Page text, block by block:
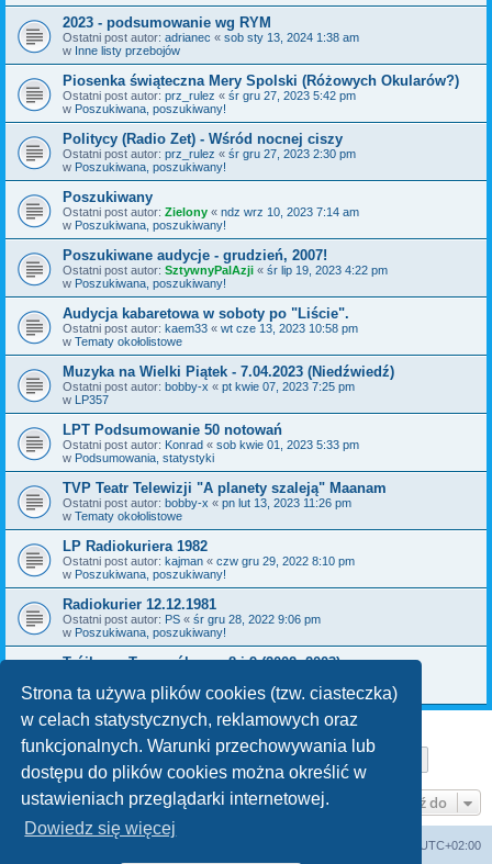
Strona ta używa plików cookies (tzw. ciasteczka)
w celach statystycznych, reklamowych oraz
funkcjonalnych. Warunki przechowywania lub
dostępu do plików cookies można określić w
ustawieniach przeglądarki internetowej.
Dowiedz się więcej
2023 - podsumowanie wg RYM
Ostatni post autor: adrianec « sob sty 13, 2024 1:38 am
w Inne listy przebojów
Piosenka świąteczna Mery Spolski (Różowych Okularów?)
Ostatni post autor: prz_rulez « śr gru 27, 2023 5:42 pm
w Poszukiwana, poszukiwany!
Politycy (Radio Zet) - Wśród nocnej ciszy
Ostatni post autor: prz_rulez « śr gru 27, 2023 2:30 pm
w Poszukiwana, poszukiwany!
Poszukiwany
Ostatni post autor: Zielony « ndz wrz 10, 2023 7:14 am
w Poszukiwana, poszukiwany!
Poszukiwane audycje - grudzień, 2007!
Ostatni post autor: SztywnyPalAzji « śr lip 19, 2023 4:22 pm
w Poszukiwana, poszukiwany!
Audycja kabaretowa w soboty po "Liście".
Ostatni post autor: kaem33 « wt cze 13, 2023 10:58 pm
w Tematy okołolistowe
Muzyka na Wielki Piątek - 7.04.2023 (Niedźwiedź)
Ostatni post autor: bobby-x « pt kwie 07, 2023 7:25 pm
w LP357
LPT Podsumowanie 50 notowań
Ostatni post autor: Konrad « sob kwie 01, 2023 5:33 pm
w Podsumowania, statystyki
TVP Teatr Telewizji "A planety szaleją" Maanam
Ostatni post autor: bobby-x « pn lut 13, 2023 11:26 pm
w Tematy okołolistowe
LP Radiokuriera 1982
Ostatni post autor: kajman « czw gru 29, 2022 8:10 pm
w Poszukiwana, poszukiwany!
Radiokurier 12.12.1981
Ostatni post autor: PS « śr gru 28, 2022 9:06 pm
w Poszukiwana, poszukiwany!
Trójkowy Top ogólny nr 8 i 9 (2002, 2003)
w Poszukiwana, poszukiwany!
Znaleziono 709 wyników Strona 1z 29
3
Przejdź do
UTC+02:00